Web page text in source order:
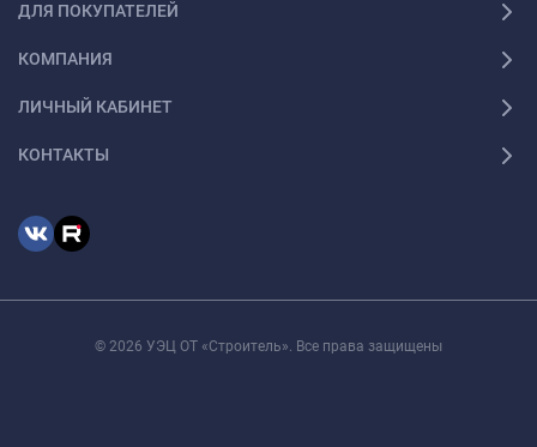
ДЛЯ ПОКУПАТЕЛЕЙ
КОМПАНИЯ
ЛИЧНЫЙ КАБИНЕТ
КОНТАКТЫ
© 2026 УЭЦ ОТ «Строитель». Все права защищены